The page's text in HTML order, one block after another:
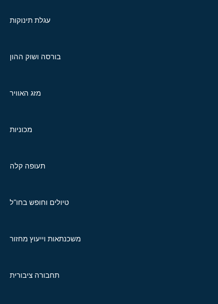
עגלת תינוקות
בורסה ושוק ההון
מזג האוויר
מכוניות
תעופה קלה
טיולים וחופש בחו"ל
משכנתאות וייעוץ מחזור
תחבורה ציבורית